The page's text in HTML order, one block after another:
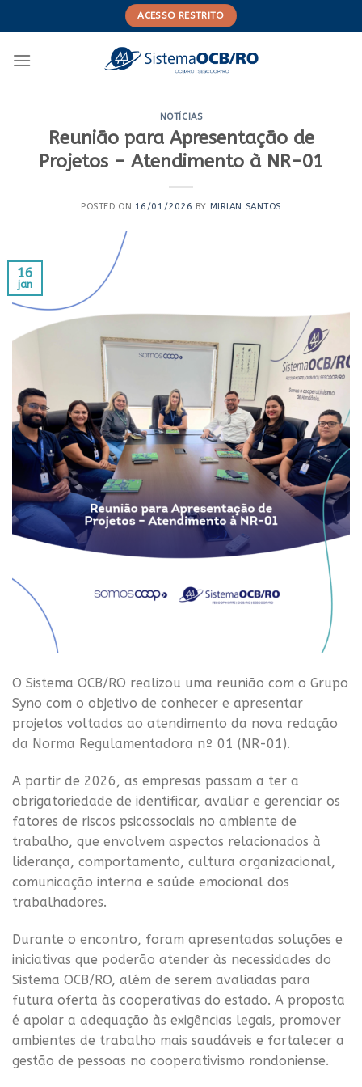
to
ACESSO RESTRITO
NOTÍCIAS
Reunião para Apresentação de
Projetos – Atendimento à NR-01
POSTED ON 16/01/2026 BY MIRIAN SANTOS
16
jan
O Sistema OCB/RO realizou uma reunião com o Grupo
Syno com o objetivo de conhecer e apresentar
projetos voltados ao atendimento da nova redação
da Norma Regulamentadora nº 01 (NR-01).
A partir de 2026, as empresas passam a ter a
obrigatoriedade de identificar, avaliar e gerenciar os
fatores de riscos psicossociais no ambiente de
trabalho, que envolvem aspectos relacionados à
liderança, comportamento, cultura organizacional,
comunicação interna e saúde emocional dos
trabalhadores.
Durante o encontro, foram apresentadas soluções e
iniciativas que poderão atender às necessidades do
Sistema OCB/RO, além de serem avaliadas para
futura oferta às cooperativas do estado. A proposta
é apoiar a adequação às exigências legais, promover
ambientes de trabalho mais saudáveis e fortalecer a
gestão de pessoas no cooperativismo rondoniense.